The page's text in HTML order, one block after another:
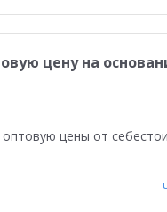
цену на
цены от